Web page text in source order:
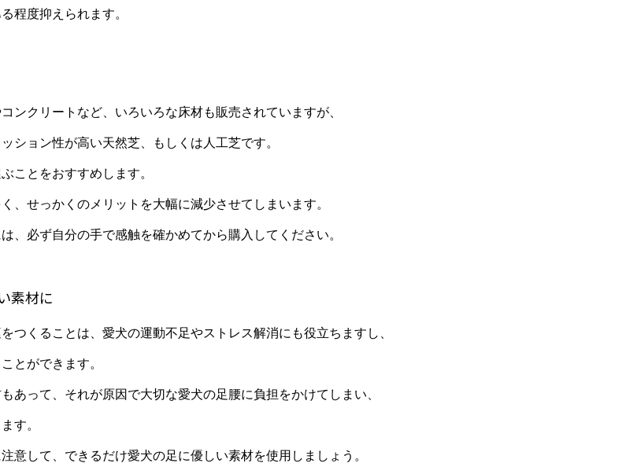
程度抑えられます。
ンクリートなど、いろいろな床材も販売されていますが、
ション性が高い天然芝、もしくは人工芝です。
ことをおすすめします。
、せっかくのメリットを大幅に減少させてしまいます。
、必ず自分の手で感触を確かめてから購入してください。
素材に
つくることは、愛犬の運動不足やストレス解消にも役立ちますし、
とができます。
あって、それが原因で大切な愛犬の足腰に負担をかけてしまい、
す。
意して、できるだけ愛犬の足に優しい素材を使用しましょう。